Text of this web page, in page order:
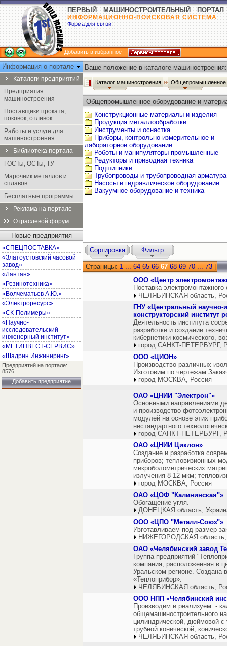
ПЕРВЫЙ МАШИНОСТРОИТЕЛЬНЫЙ ПОРТАЛ
ИНФОРМАЦИОННО-ПОИСКОВАЯ СИСТЕМА
Форма для связи
Добавить в избранное
Информация о портале
Каталоги предприятий
Предприятия
машиностроения
Поставщики проката,
поковок, отливок
Работы и услуги для
машиностроения
Библиотека портала
ГОСТы, ОСТы, ТУ
Марочник металлов и
сплавов
Бесплатные программы
Реклама на портале
Отраслевой форум
Новые предприятия
«СПЕЦПОСТАВКА»
«Златоустовский часовой
завод»
«Лантан»
«Резинотехника»
«Волчематьев А.Ю.»
«Электроресурс»
«СК-Полимеры»
«Научно-
исследовательский
инженерный институт»
«МЕТИНВЕСТ-СЕРВИС»
«Шадрин Инжиниринг»
Предприятий на портале:
8576
Добавить предприятие
Ваше положение в каталоге машиностроения:
Каталог машиностроения Общепромышленное
Общепромышленное оборудование и
Конструкционные материалы и изделия
Продукция металлообработки
Инструменты и оснастка
Приборы, контрольно-измерительное и
лабораторное оборудование
Роботы и манипуляторы промышленные
Редукторы и приводная техника
Подшипники
Трубопроводы и трубопроводная арматура
Насосы и гидравлическое оборудование
Вакуумное оборудование и техника
Сортировка Фильтр
Страницы: 1 ... 64 65 66 67 68 69 70 ... 73
ООО «Центр
Поставка
ЧЕЛЯБИНСКАЯ область,
ГНУ «Центральный научно-
конструкторский институт
Деятельность института
разработке и создании
кибернетики космического,
город САНКТ-ПЕТЕРБУРГ,
ООО «ЦИОН»
Производство различных
Изготовим по чертежам
город МОСКВА, Россия
ОАО «ЦНИИ "Электрон"»
Основными направлениями
и производство
модулей на основе этих
нестандартного
город САНКТ-ПЕТЕРБУРГ,
ОАО «ЦНИИ Циклон»
Создание и разработка
приборов; тепловизионных
микроболометрических
излучения 8-12 мкм;
город МОСКВА, Россия
ОАО «ЦОФ "Калининская"»
Обогащение угля.
ДОНЕЦКАЯ область,
ООО «ЦПО "Металл-Союз"»
Изготавливаем под размер
НИЖЕГОРОДСКАЯ область,
ОАО «Челябинский завод
Группа предприятий
компания, расположенная в
Уральском регионе. Создана
«Теплоприбор».
ЧЕЛЯБИНСКАЯ область,
ООО НПП «Челябинский
Производим и реализуем: -
общемашиностроительного
цилиндрической, дюймовой с
трубной конической,
ЧЕЛЯБИНСКАЯ область,